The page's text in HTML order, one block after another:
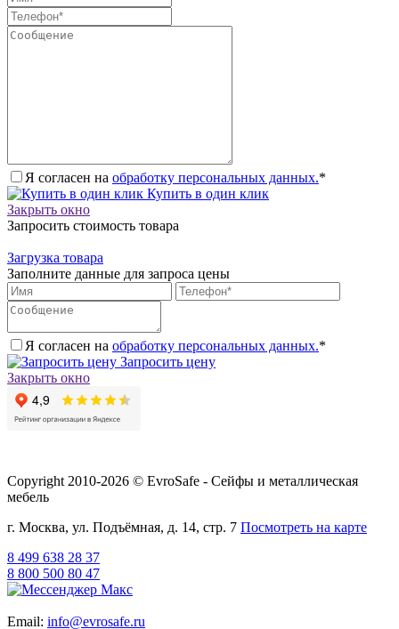
Я согласен на обработку персональных данных.*
Купить в один клик
Закрыть окно
Запросить стоимость товара
Загрузка товара
Заполните данные для запроса цены
Я согласен на обработку персональных данных.*
Запросить цену
Закрыть окно
Copyright 2010-2026 © EvroSafe - Сейфы и металлическая
мебель
г. Москва, ул. Подъёмная, д. 14, стр. 7 Посмотреть на карте
8 499 638 28 37
8 800 500 80 47
Email: info@evrosafe.ru